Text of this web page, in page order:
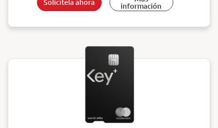
Solicítela ahora información